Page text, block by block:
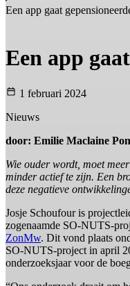
Een app gaat
Een app
1 februari 2024
Nieuws
door: Emilie Maclaine
Wie ouder wordt, moet
minder actief te zijn. Een
deze negatieve
Josje Schoufour is
zogenaamde SO-NUTS-
ZonMw. Dit vond plaats
SO-NUTS-project in april
onderzoeksjaar voor de